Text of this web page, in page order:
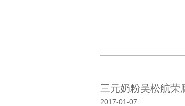
三元奶粉吴松航荣
2017-01-07